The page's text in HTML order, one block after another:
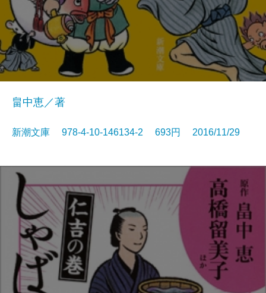
畠中恵／著
新潮文庫 978-4-10-146134-2 693円 2016/11/29